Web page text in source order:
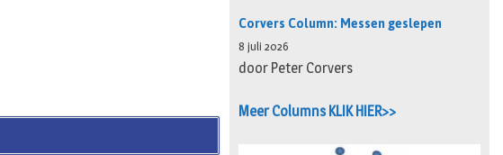
Corvers Column: Messen geslepen
8 juli 2026
door Peter Corvers
Meer Columns KLIK HIER>>